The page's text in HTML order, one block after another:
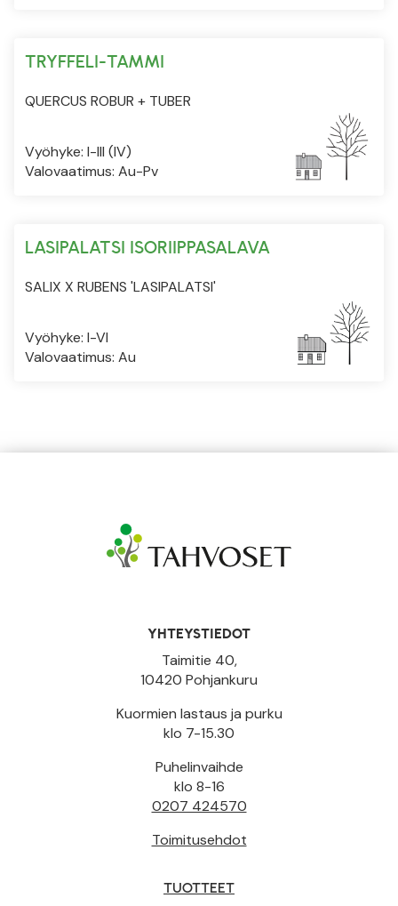
TRYFFELI-TAMMI
QUERCUS ROBUR + TUBER
Vyöhyke: I-III (IV)
Valovaatimus: Au-Pv
LASIPALATSI ISORIIPPASALAVA
SALIX X RUBENS 'LASIPALATSI'
Vyöhyke: I-VI
Valovaatimus: Au
YHTEYSTIEDOT
Taimitie 40,
10420 Pohjankuru
Kuormien lastaus ja purku
klo 7-15.30
Puhelinvaihde
klo 8-16
0207 424570
Toimitusehdot
TUOTTEET